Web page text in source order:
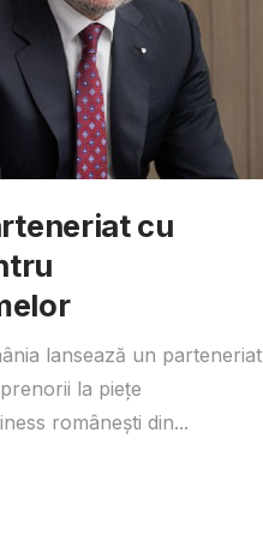
cu
lansează un parteneriat
la piețe
românești din...